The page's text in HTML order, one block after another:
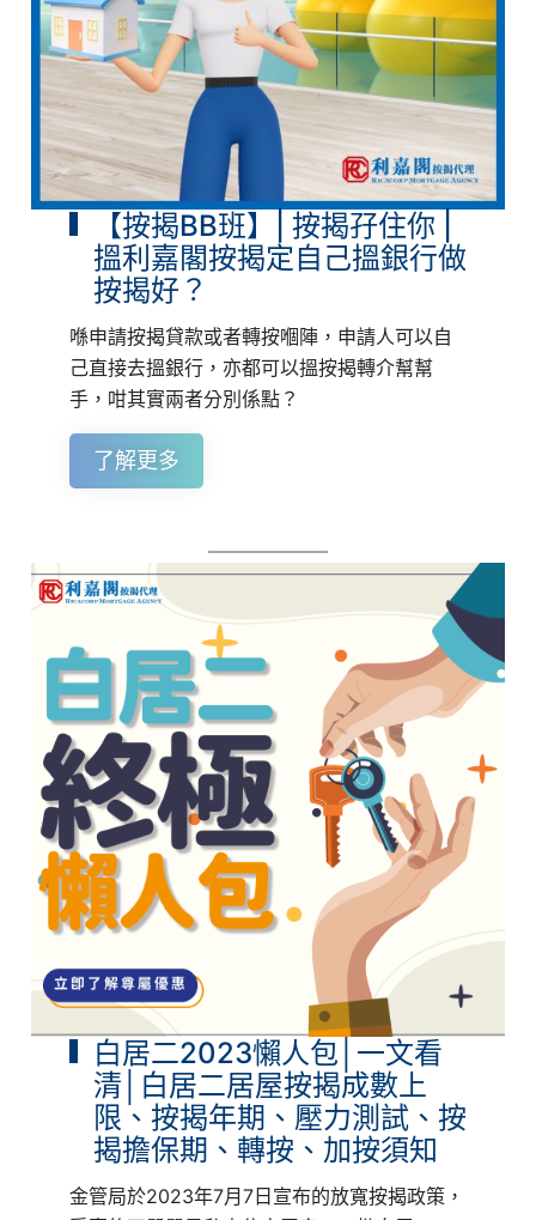
【按揭BB班】| 按揭孖住你 |
搵利嘉閣按揭定自己搵銀行做
按揭好？
喺申請按揭貸款或者轉按嗰陣，申請人可以自
己直接去搵銀行，亦都可以搵按揭轉介幫幫
手，咁其實兩者分別係點？
了解更多
白居二2023懶人包│一文看
清│白居二居屋按揭成數上
限、按揭年期、壓力測試、按
揭擔保期、轉按、加按須知
金管局於2023年7月7日宣布的放寬按揭政策，